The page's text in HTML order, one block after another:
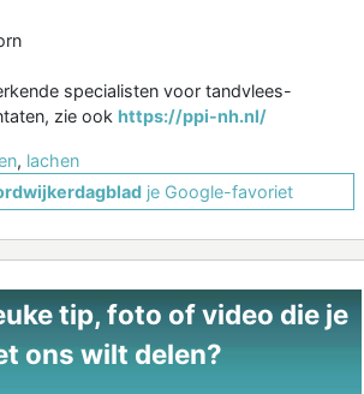
specialisten voor tandvlees-
zie ook https://ppi-nh.nl/
, lachen
je Google-favoriet
tip, foto of video die je
ons wilt delen?